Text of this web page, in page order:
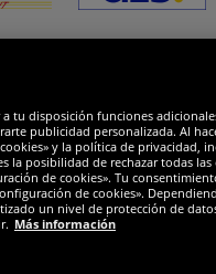
tu disposición funciones
publicidad personalizada. Al
y la política de privacidad,
la posibilidad de rechazar todas
de cookies». Tu
de cookies».
un nivel de protección de
Más información